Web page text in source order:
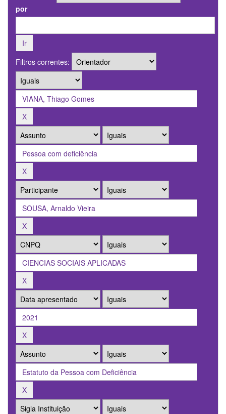
por
Filtros correntes: